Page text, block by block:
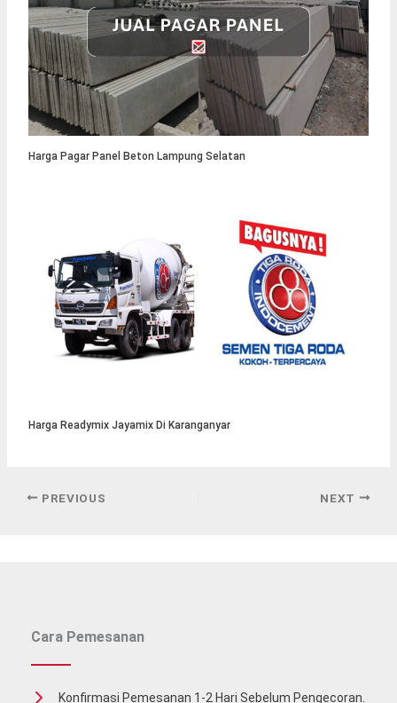
Harga Pagar Panel Beton Lampung Selatan
Harga Readymix Jayamix Di Karanganyar
PREVIOUS NEXT
Cara Pemesanan
Konfirmasi Pemesanan 1-2 Hari Sebelum Pengecoran.